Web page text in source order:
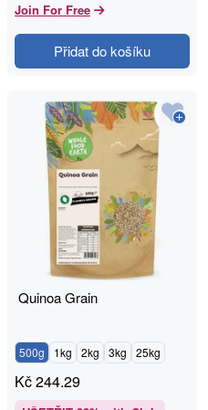
Join For Free
Přidat do košíku
Quinoa Grain
500g 1kg 2kg 3kg 25kg
Kč244.29